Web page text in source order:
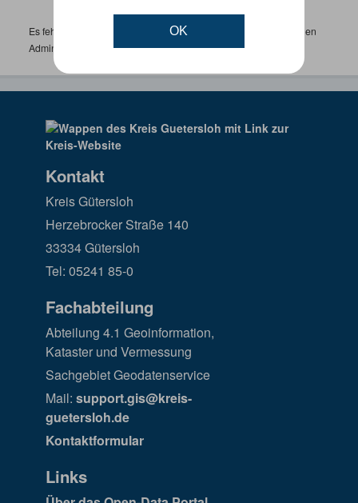
OK
Es fehlen spezifische Datensätze? Wenden Sie sich bitte an einen
Administrator unter:support.gis@kreis-guetersloh.de
Kontakt
Kreis Gütersloh
Herzebrocker Straße 140
33334 Gütersloh
Tel: 05241 85-0
Fachabteilung
Abteilung 4.1 Geoinformation,
Kataster und Vermessung
Sachgebiet Geodatenservice
Mail: support.gis@kreis-
guetersloh.de
Kontaktformular
Links